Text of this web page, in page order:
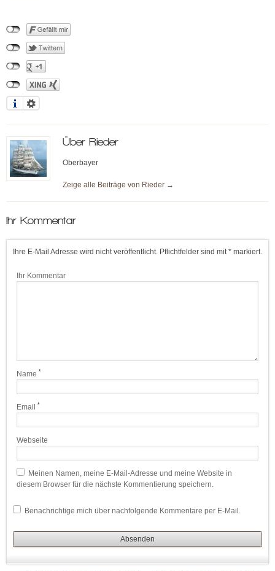
Über Rieder
Oberbayer
Zeige alle Beiträge von Rieder →
Ihr Kommentar
Ihre E-Mail Adresse wird nicht veröffentlicht. Pflichtfelder sind mit * markiert.
Ihr Kommentar
Name *
Email *
Webseite
Meinen Namen, meine E-Mail-Adresse und meine Website in
diesem Browser für die nächste Kommentierung speichern.
Benachrichtige mich über nachfolgende Kommentare per E-Mail.